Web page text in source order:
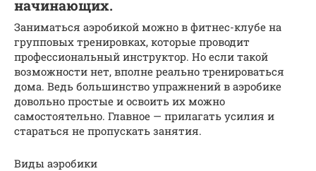
начинающих.
Заниматься аэробикой можно в фитнес-клубе на
групповых тренировках, которые проводит
профессиональный инструктор. Но если такой
возможности нет, вполне реально тренироваться
дома. Ведь большинство упражнений в аэробике
довольно простые и освоить их можно
самостоятельно. Главное — прилагать усилия и
стараться не пропускать занятия.
Виды аэробики